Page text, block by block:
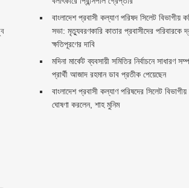
বাংলাদেশ প্রবাসী কল্যাণ পরিষদ সিলেট বিভাগীয়
সভা: মৃত্যুবরণকারি কাতার প্রবাসীদের পরিবারকে
ক্ষতিপূরণের দাবি
মদিনা মার্কেট ব্যবসায়ী সমিতির নির্বাচনে সাধারণ
প্রার্থী আজাদ রহমান ডাব প্রতীক পেয়েছেন ‎
‎বাংলাদেশ প্রবাসী কল্যাণ পরিষদের সিলেট বিভাগীয়
ঘোষণা করলেন, শাহ মুনিম